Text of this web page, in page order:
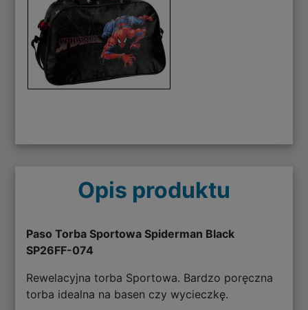
Opis produktu
Paso Torba Sportowa Spiderman Black
SP26FF-074
Rewelacyjna torba Sportowa. Bardzo poręczna
torba idealna na basen czy wycieczkę.